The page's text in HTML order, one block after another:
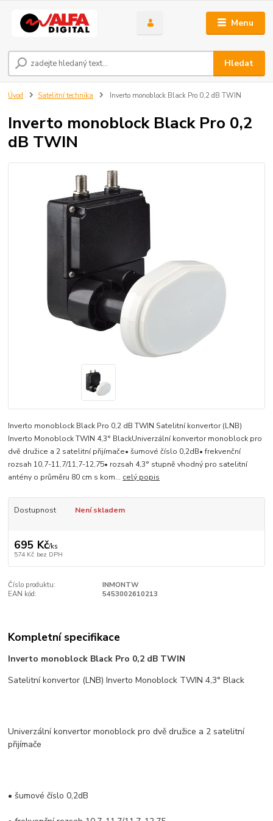
Menu
Hledat
Úvod Satelitní technika Inverto monoblock Black Pro 0,2 dB TWIN
Inverto monoblock Black Pro 0,2
dB TWIN
Inverto monoblock Black Pro 0,2 dB TWIN Satelitní konvertor (LNB)
Inverto Monoblock TWIN 4,3° BlackUniverzální konvertor monoblock pro
dvě družice a 2 satelitní přijímače• šumové číslo 0,2dB• frekvenční
rozsah 10,7-11,7/11,7-12,75• rozsah 4,3° stupně vhodný pro satelitní
antény o průměru 80 cm s kom... celý popis
Dostupnost Není skladem
695 Kč/ks
574 Kč bez DPH
Číslo produktu:
INMONTW
EAN kód:
5453002610213
Kompletní specifikace
Inverto monoblock Black Pro 0,2 dB TWIN
Satelitní konvertor (LNB) Inverto Monoblock TWIN 4,3° Black
Univerzální konvertor monoblock pro dvě družice a 2 satelitní
přijímače
• šumové číslo 0,2dB